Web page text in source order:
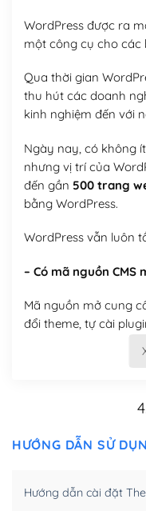
WordPress được ra
một công cụ cho các
Qua thời gian
thu hút các doanh
kinh nghiệm đến với
Ngày nay, có không
nhưng vị trí của
đến gần 500 trang
bằng WordPress.
WordPress vẫn luôn
– Có mã nguồn CMS
Mã nguồn mở cung
đổi theme, tự cài
nó theo ý bạn mà
Có thể tùy biến trên
HƯỚNG DẪN SỬ
Hướng dẫn cài đặt